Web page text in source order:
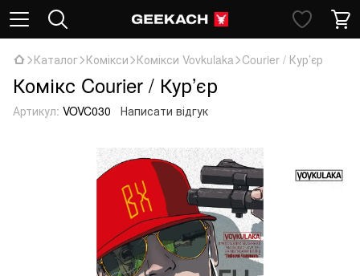
Каталог Комікси Комікси Vovkulaka Courier / Кур’єр
Комікс Courier / Кур’єр
Артикул: VOVC030 Написати відгук